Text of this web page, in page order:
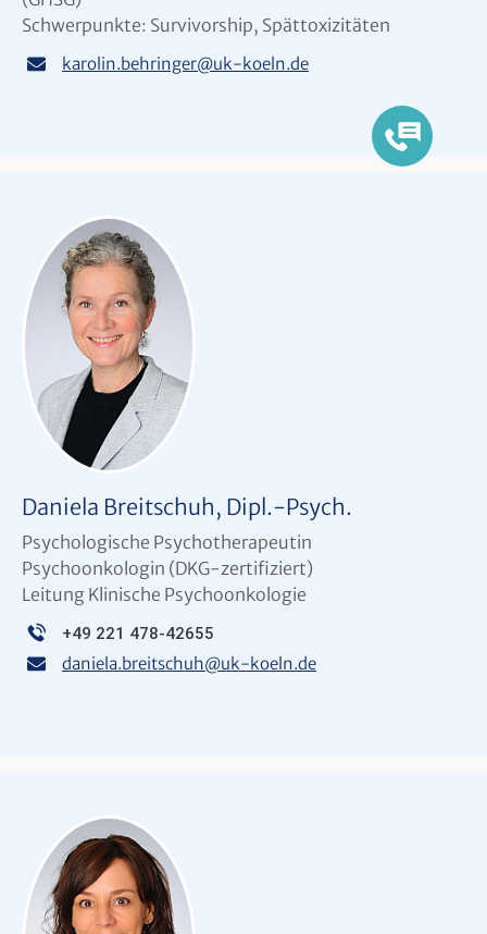
Schwerpunkte: Survivorship, Spättoxizitäten
karolin.behringer@uk-koeln.de
Daniela Breitschuh, Dipl.-Psych.
Psychologische Psychotherapeutin
Psychoonkologin (DKG-zertifiziert)
Leitung Klinische Psychoonkologie
+49 221 478-42655
daniela.breitschuh@uk-koeln.de